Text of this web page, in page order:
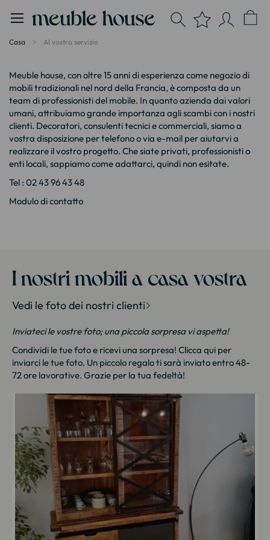
Casa Al vostro servizio
Meuble house, con oltre 15 anni di esperienza come negozio di
mobili tradizionali nel nord della Francia, è composta da un
team di professionisti del mobile. In quanto azienda dai valori
umani, attribuiamo grande importanza agli scambi con i nostri
clienti. Decoratori, consulenti tecnici e commerciali, siamo a
vostra disposizione per telefono o via e-mail per aiutarvi a
realizzare il vostro progetto. Che siate privati, professionisti o
enti locali, sappiamo come adattarci, quindi non esitate.
Tel : 02 43 96 43 48
Modulo di contatto
I nostri mobili a casa vostra
Vedi le foto dei nostri clienti
Inviateci le vostre foto; una piccola sorpresa vi aspetta!
Condividi le tue foto e ricevi una sorpresa! Clicca qui per
inviarci le tue foto. Un piccolo regalo ti sarà inviato entro 48-
72 ore lavorative. Grazie per la tua fedeltà!